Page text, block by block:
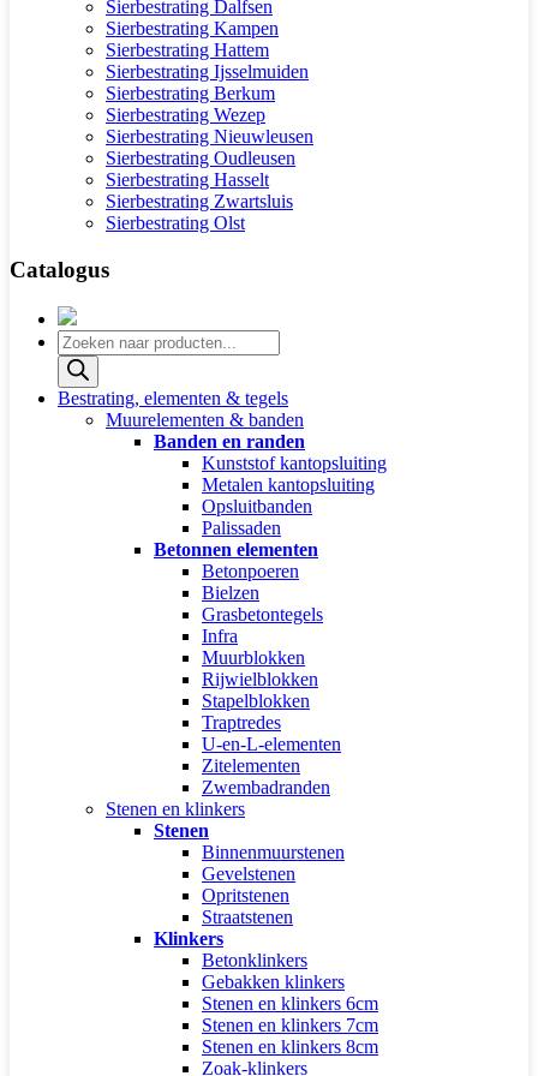
Sierbestrating Dalfsen
Sierbestrating Kampen
Sierbestrating Hattem
Sierbestrating Ijsselmuiden
Sierbestrating Berkum
Sierbestrating Wezep
Sierbestrating Nieuwleusen
Sierbestrating Oudleusen
Sierbestrating Hasselt
Sierbestrating Zwartsluis
Sierbestrating Olst
Catalogus
Producten
zoeken
Bestrating, elementen & tegels
Muurelementen & banden
Banden en randen
Kunststof kantopsluiting
Metalen kantopsluiting
Opsluitbanden
Palissaden
Betonnen elementen
Betonpoeren
Bielzen
Grasbetontegels
Infra
Muurblokken
Rijwielblokken
Stapelblokken
Traptredes
U-en-L-elementen
Zitelementen
Zwembadranden
Stenen en klinkers
Stenen
Binnenmuurstenen
Gevelstenen
Opritstenen
Straatstenen
Klinkers
Betonklinkers
Gebakken klinkers
Stenen en klinkers 6cm
Stenen en klinkers 7cm
Stenen en klinkers 8cm
Zoak-klinkers